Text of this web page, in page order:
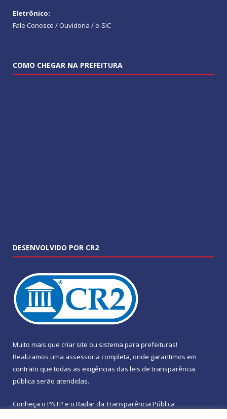
Eletrônico:
Fale Conosco / Ouvidoria / e-SIC
COMO CHEGAR NA PREFEITURA
DESENVOLVIDO POR CR2
Muito mais que criar site ou sistema para prefeituras!
Realizamos uma assessoria completa, onde garantimos em
contrato que todas as exigências das leis de transparência
pública serão atendidas.
Conheça o PNTP e o Radar da Transparência Pública